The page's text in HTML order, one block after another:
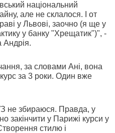
національний
але не склалося. І от
у Львові, заочно (я ще у
у банку "Хрещатик")", -
Андрія.
за словами Ані, вона
за 3 роки. Один вже
не збираюся. Правда, у
закінчити у Парижі курси у
стилю і